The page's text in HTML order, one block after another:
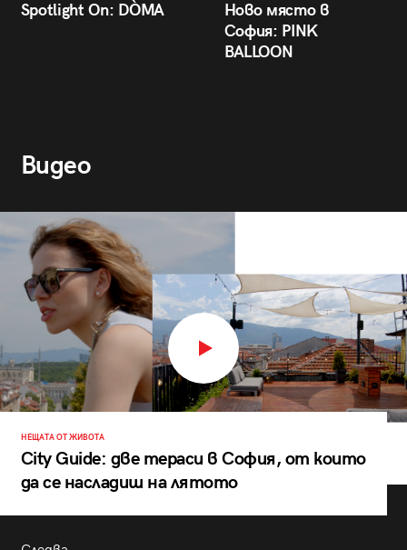
Spotlight On: DÒMA
Ново място в
София: PINK
BALLOON
Видео
НЕЩАТА ОТ ЖИВОТА
City Guide: две тераси в София, от които
да се насладиш на лятото